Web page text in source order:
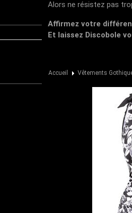
Alors ne résistez pas
Affirmez votre
Et laissez Discobole
Accueil Vêtements